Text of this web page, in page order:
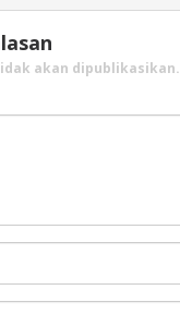
akan dipublikasikan.